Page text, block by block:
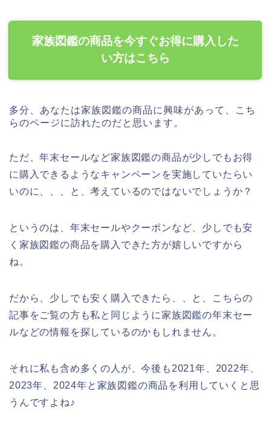
家族図鑑の商品を今すぐお得に購入した
い方はこちら
多分、あなたは家族図鑑の商品に興味があって、こち
らのページに訪れたのだと思います。
ただ、年末セールなど家族図鑑の商品が少しでもお得
に購入できるようなキャンペーンを実施していたらい
いのに、、、と、考えているのではないでしょうか？
というのは、年末セールやクーポンなど、少しでも安
く家族図鑑の商品を購入できた方が嬉しいですから
ね。
だから、少しでも安く購入できたら、、と、こちらの
記事をご覧の方も私と同じように家族図鑑の年末セー
ルなどの情報を探しているのかもしれません。
それに私も含め多くの人が、今後も2021年、2022年、
2023年、2024年と家族図鑑の商品を利用していくと思
うんですよね♪